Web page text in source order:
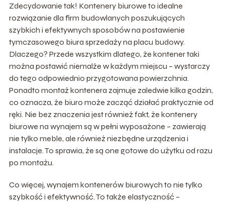
Zdecydowanie tak! Kontenery biurowe to idealne
rozwiązanie dla firm budowlanych poszukujących
szybkich i efektywnych sposobów na postawienie
tymczasowego biura sprzedaży na placu budowy.
Dlaczego? Przede wszystkim dlatego, że kontener taki
można postawić niemalże w każdym miejscu – wystarczy
do tego odpowiednio przygotowana powierzchnia.
Ponadto montaż kontenera zajmuje zaledwie kilka godzin,
co oznacza, że biuro może zacząć działać praktycznie od
ręki. Nie bez znaczenia jest również fakt, że kontenery
biurowe na wynajem są w pełni wyposażone – zawierają
nie tylko meble, ale również niezbędne urządzenia i
instalacje. To sprawia, że są one gotowe do użytku od razu
po montażu.
Co więcej, wynajem kontenerów biurowych to nie tylko
szybkość i efektywność. To także elastyczność –